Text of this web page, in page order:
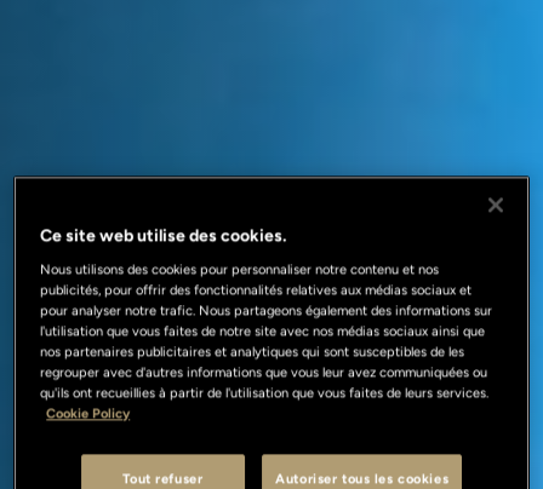
Ce site web utilise des cookies.
Nous utilisons des cookies pour personnaliser notre contenu et nos
publicités, pour offrir des fonctionnalités relatives aux médias sociaux et
pour analyser notre trafic. Nous partageons également des informations sur
l'utilisation que vous faites de notre site avec nos médias sociaux ainsi que
nos partenaires publicitaires et analytiques qui sont susceptibles de les
regrouper avec d'autres informations que vous leur avez communiquées ou
qu'ils ont recueillies à partir de l'utilisation que vous faites de leurs services.
Cookie Policy
Tout refuser Autoriser tous les cookies